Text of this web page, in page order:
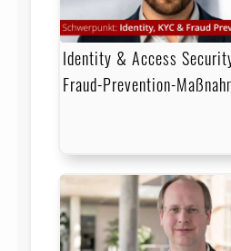
Identity & Access
Fraud-Prevention-